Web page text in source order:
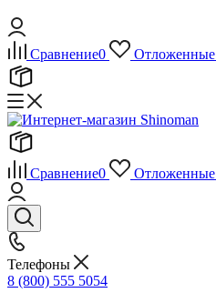
Сравнение0 Отложенные
Сравнение0 Отложенные
Телефоны
8 (800) 555 5054